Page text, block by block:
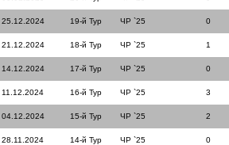
25.12.2024 19-й Тур ЧР `25 0
21.12.2024 18-й Тур ЧР `25 1
14.12.2024 17-й Тур ЧР `25 0
11.12.2024 16-й Тур ЧР `25 3
04.12.2024 15-й Тур ЧР `25 2
28.11.2024 14-й Тур ЧР `25 0